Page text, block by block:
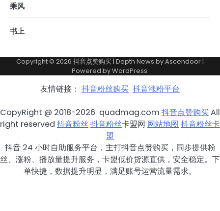
乘风
书上
Copyright © 2026 抖音点赞购买| Depth News byAscendoor|
Powered byWordPress.
友情链接： 抖音粉丝购买 抖音涨粉平台
CopyRight @ 2018-2026 quadmag.com 抖音点赞购买All
right reserved 抖音粉丝抖音粉丝卡盟网 网站地图 抖音粉丝卡
盟
抖音 24 小时自助服务平台，主打抖音点赞购买，同步提供粉
丝、涨粉、播放量提升服务，卡盟低价货源直供，安全稳定。下
单快捷，数据提升明显，满足账号运营流量需求。